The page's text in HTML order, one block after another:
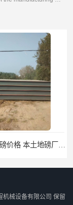
机械设备有限公司 保留